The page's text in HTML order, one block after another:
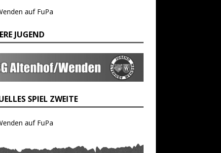
auf FuPa
JUGEND
SPIEL ZWEITE
auf FuPa